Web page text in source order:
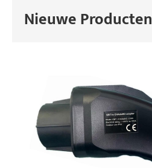
Nieuwe Producten